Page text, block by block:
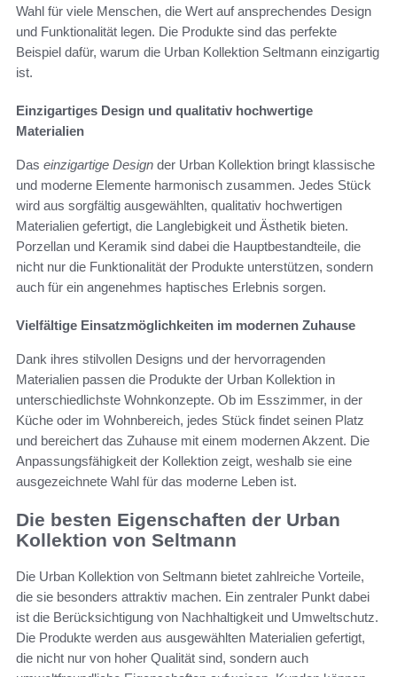
Wahl für viele Menschen, die Wert auf ansprechendes Design
und Funktionalität legen. Die Produkte sind das perfekte
Beispiel dafür, warum die Urban Kollektion Seltmann einzigartig
ist.
Einzigartiges Design und qualitativ hochwertige
Materialien
Das einzigartige Design der Urban Kollektion bringt klassische
und moderne Elemente harmonisch zusammen. Jedes Stück
wird aus sorgfältig ausgewählten, qualitativ hochwertigen
Materialien gefertigt, die Langlebigkeit und Ästhetik bieten.
Porzellan und Keramik sind dabei die Hauptbestandteile, die
nicht nur die Funktionalität der Produkte unterstützen, sondern
auch für ein angenehmes haptisches Erlebnis sorgen.
Vielfältige Einsatzmöglichkeiten im modernen Zuhause
Dank ihres stilvollen Designs und der hervorragenden
Materialien passen die Produkte der Urban Kollektion in
unterschiedlichste Wohnkonzepte. Ob im Esszimmer, in der
Küche oder im Wohnbereich, jedes Stück findet seinen Platz
und bereichert das Zuhause mit einem modernen Akzent. Die
Anpassungsfähigkeit der Kollektion zeigt, weshalb sie eine
ausgezeichnete Wahl für das moderne Leben ist.
Die besten Eigenschaften der Urban
Kollektion von Seltmann
Die Urban Kollektion von Seltmann bietet zahlreiche Vorteile,
die sie besonders attraktiv machen. Ein zentraler Punkt dabei
ist die Berücksichtigung von Nachhaltigkeit und Umweltschutz.
Die Produkte werden aus ausgewählten Materialien gefertigt,
die nicht nur von hoher Qualität sind, sondern auch